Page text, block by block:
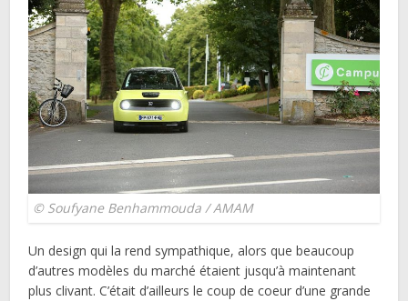
© Soufyane Benhammouda / AMAM
Un design qui la rend sympathique, alors que beaucoup
d’autres modèles du marché étaient jusqu’à maintenant
plus clivant. C’était d’ailleurs le coup de coeur d’une grande